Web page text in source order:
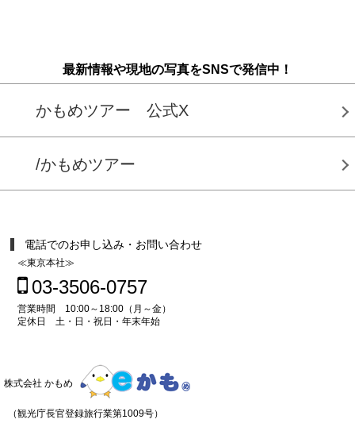
最新情報や現地の写真をSNSで発信中！
かもめツアー 公式X
/かもめツアー
電話でのお申し込み・お問い合わせ
≪東京本社≫
03-3506-0757
営業時間 10:00～18:00（月～金）
定休日 土・日・祝日・年末年始
株式会社 かもめ
（観光庁長官登録旅行業第1009号）